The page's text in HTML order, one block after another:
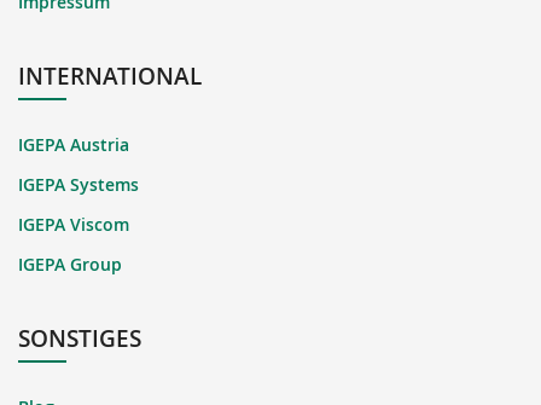
INTERNATIONAL
IGEPA Austria
IGEPA Systems
IGEPA Viscom
IGEPA Group
SONSTIGES